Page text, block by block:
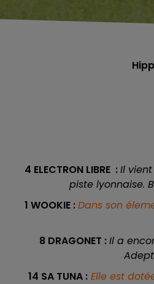
16h00 - 19h00
LE JUKEBOX
4 ELECTRON LIBRE :Il
piste lyonnaise.
1 WOOKIE :Dans son
8 DRAGONET :Il a
14 SA TUNA :Elle est